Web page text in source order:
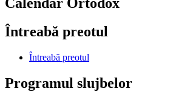
Calendar Ortodox
Întreabă preotul
Întreabă preotul
Programul slujbelor